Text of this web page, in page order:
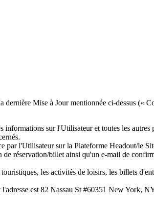
Mise à Jour mentionnée ci-dessus («
sur l'Utilisateur et toutes les
par l'Utilisateur sur la Plateforme Headout/le
réservation/billet ainsi qu'un e-mail de
les activités de loisirs, les billets
est 82 Nassau St #60351 New York,